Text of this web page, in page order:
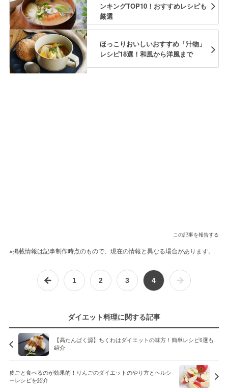
ンキングTOP10！おすすめレシピも
厳選
ほっこりおいしいおすすめ「汁物」
レシピ18選！和風から洋風まで
この記事を報告する
※掲載情報は記事制作時点のもので、現在の情報と異なる場合があります。
1 2 3 4
ダイエット料理に関する記事
【高たんぱく源】ちくわはダイエットの味方！簡単レシピ6選も
紹介
皮ごと食べるのが効果的！りんごのダイエットのやり方とヘルシ
ーレシピを紹介